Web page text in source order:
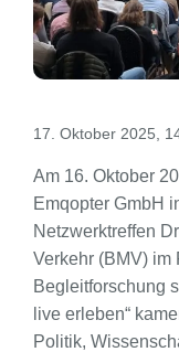
17. Oktober 2025,
Am 16. Oktober
Emqopter GmbH
Netzwerktreffen
Verkehr (BMV) im
Begleitforschung
live erleben“
Politik,